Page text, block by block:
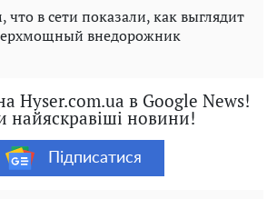
в сети показали, как выглядит
внедорожник
Hyser.com.ua в Google News!
найяскравіші новини!
Підписатися